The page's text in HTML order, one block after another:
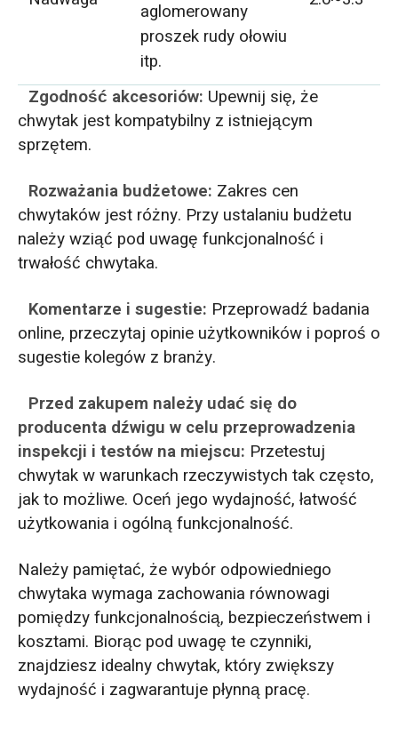
aglomerowany
proszek rudy ołowiu
itp.
Zgodność akcesoriów: Upewnij się, że
chwytak jest kompatybilny z istniejącym
sprzętem.
Rozważania budżetowe: Zakres cen
chwytaków jest różny. Przy ustalaniu budżetu
należy wziąć pod uwagę funkcjonalność i
trwałość chwytaka.
Komentarze i sugestie: Przeprowadź badania
online, przeczytaj opinie użytkowników i poproś o
sugestie kolegów z branży.
Przed zakupem należy udać się do
producenta dźwigu w celu przeprowadzenia
inspekcji i testów na miejscu: Przetestuj
chwytak w warunkach rzeczywistych tak często,
jak to możliwe. Oceń jego wydajność, łatwość
użytkowania i ogólną funkcjonalność.
Należy pamiętać, że wybór odpowiedniego
chwytaka wymaga zachowania równowagi
pomiędzy funkcjonalnością, bezpieczeństwem i
kosztami. Biorąc pod uwagę te czynniki,
znajdziesz idealny chwytak, który zwiększy
wydajność i zagwarantuje płynną pracę.